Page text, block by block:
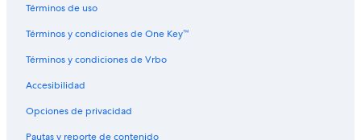
Términos de uso
Términos y condiciones de One Key™
Términos y condiciones de Vrbo
Accesibilidad
Opciones de privacidad
Pautas y reporte de contenido